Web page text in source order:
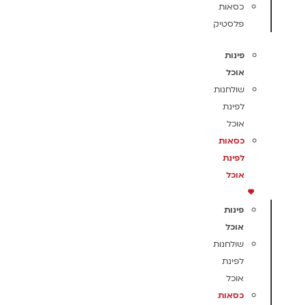
כסאות
פלסטיק
פינות
אוכל
שולחנות
לפינת
אוכל
כסאות
לפינת
אוכל
פינות
אוכל
שולחנות
לפינת
אוכל
כסאות